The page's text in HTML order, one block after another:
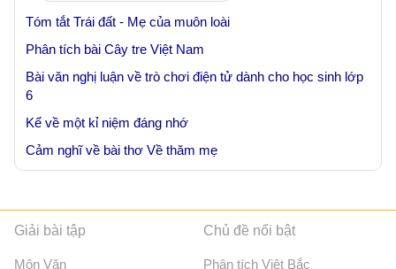
Tóm tắt Trái đất - Mẹ của muôn loài
Phân tích bài Cây tre Việt Nam
Bài văn nghị luận về trò chơi điện tử dành cho học sinh lớp
6
Kể về một kỉ niệm đáng nhớ
Cảm nghĩ về bài thơ Về thăm mẹ
Giải bài tập
Môn Văn
Chủ đề nổi bật
Phân tích Việt Bắc